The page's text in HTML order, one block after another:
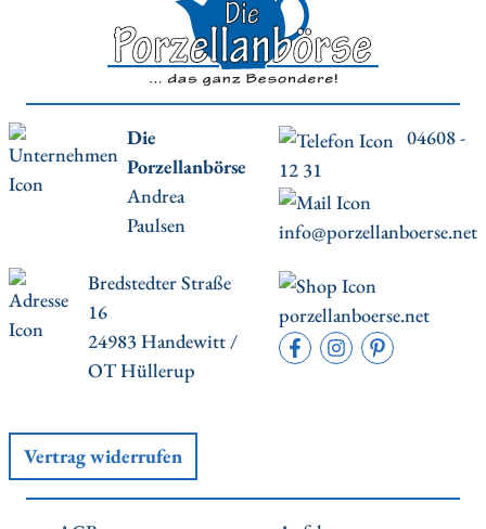
Die
Porzellanbörse
Andrea
Paulsen
04608 -
12 31
info@porzellanboerse.net
Bredstedter Straße
16
24983 Handewitt /
OT Hüllerup
porzellanboerse.net
Vertrag widerrufen